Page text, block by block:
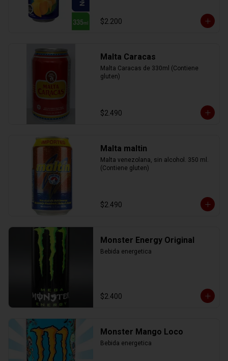
$2.200
Malta Caracas
Malta Caracas de 330ml (Contiene
gluten)
$2.490
Malta maltin
Malta venezolana, sin alcohol. 350 ml.
(Contiene gluten)
$2.490
Monster Energy Original
Bebida energetica
$2.400
Monster Mango Loco
Bebida energetica